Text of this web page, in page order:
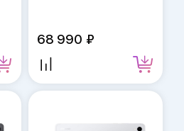
68 990